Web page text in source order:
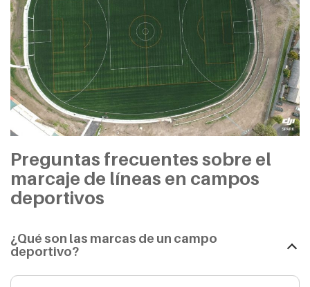
Preguntas frecuentes sobre el
marcaje de líneas en campos
deportivos
¿Qué son las marcas de un campo
deportivo?